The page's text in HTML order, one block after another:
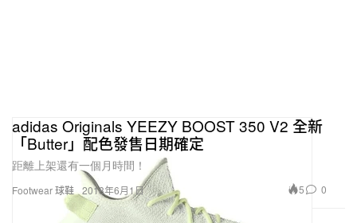
Footwear 球鞋
adidas Originals YEEZY BOOST 350 V2 全新
「Butter」配色發售日期確定
距離上架還有一個月時間！
2018年6月1日 5 0